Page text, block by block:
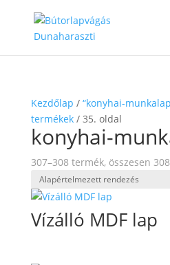
Kezdőlap / “konyhai-
termékek/ 35. oldal
konyhai-
307–308 termék, összesen
Vízálló MDF lap